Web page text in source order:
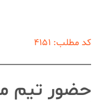
کد مطلب: 4151
حضور تیم